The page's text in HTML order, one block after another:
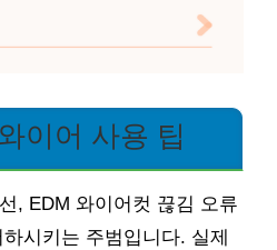
이어 사용 팁
, EDM 와이어컷 끊김 오류
시키는 주범입니다. 실제